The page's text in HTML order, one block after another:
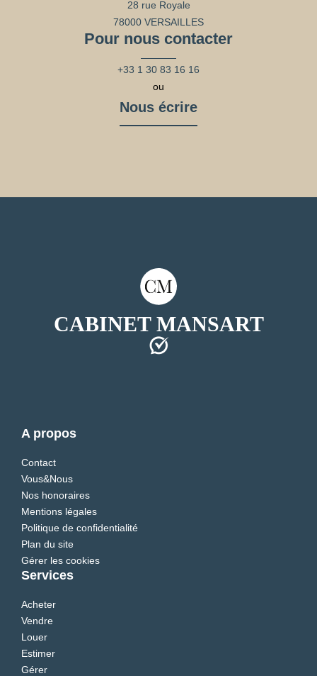
28 rue Royale
78000 VERSAILLES
Pour nous contacter
+33 1 30 83 16 16
ou
Nous écrire
CABINET MANSART
A propos
Contact
Vous&Nous
Nos honoraires
Mentions légales
Politique de confidentialité
Plan du site
Gérer les cookies
Services
Acheter
Vendre
Louer
Estimer
Gérer